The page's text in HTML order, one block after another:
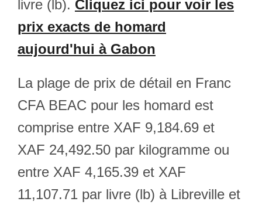
livre (lb). Cliquez ici pour voir les
prix exacts de homard
aujourd'hui à Gabon
La plage de prix de détail en Franc
CFA BEAC pour les homard est
comprise entre XAF 9,184.69 et
XAF 24,492.50 par kilogramme ou
entre XAF 4,165.39 et XAF
11,107.71 par livre (lb) à Libreville et